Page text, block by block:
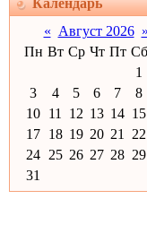
Календарь
« Август 2026 »
Пн Вт Ср Чт Пт Сб
1
3
4 5 6 7 8
10 11 12 13 14 15
17 18 19 20 21 22
24 25 26 27 28 29
31